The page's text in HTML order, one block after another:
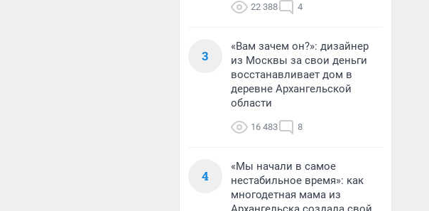
22 388 4
3
«Вам зачем он?»: дизайнер
из Москвы за свои деньги
восстанавливает дом в
деревне Архангельской
области
16 483 8
4
«Мы начали в самое
нестабильное время»: как
многодетная мама из